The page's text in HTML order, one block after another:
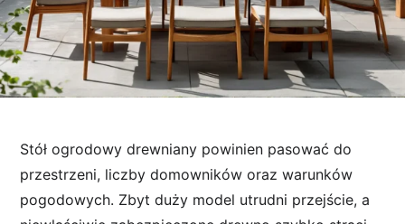
Stół ogrodowy drewniany powinien pasować do
przestrzeni, liczby domowników oraz warunków
pogodowych. Zbyt duży model utrudni przejście, a